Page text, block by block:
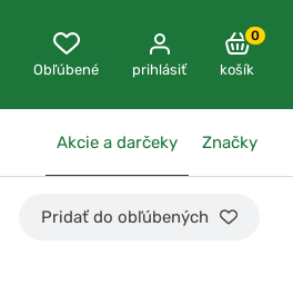
Obľúbené prihlásiť
0
košík
Akcie a darčeky Značky
Pridať do obľúbených